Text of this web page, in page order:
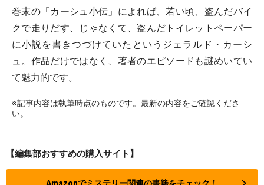
巻末の「カーシュ小伝」によれば、若い頃、盗んだバイ
クで走りだす、じゃなくて、盗んだトイレットペーパー
に小説を書きつづけていたというジェラルド・カーシ
ュ。作品だけではなく、著者のエピソードも謎めいてい
て魅力的です。
※記事内容は執筆時点のものです。最新の内容をご確認くださ
い。
【編集部おすすめの購入サイト】